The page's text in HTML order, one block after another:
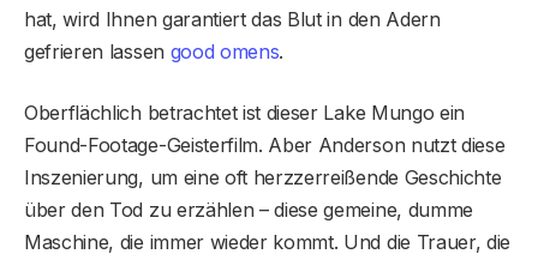
hat, wird Ihnen garantiert das Blut in den Adern
gefrieren lassen good omens.
Oberflächlich betrachtet ist dieser Lake Mungo ein
Found-Footage-Geisterfilm. Aber Anderson nutzt diese
Inszenierung, um eine oft herzzerreißende Geschichte
über den Tod zu erzählen – diese gemeine, dumme
Maschine, die immer wieder kommt. Und die Trauer, die